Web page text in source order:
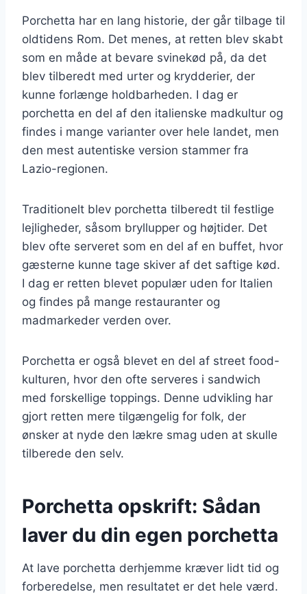
Porchetta har en lang historie, der går tilbage til
oldtidens Rom. Det menes, at retten blev skabt
som en måde at bevare svinekød på, da det
blev tilberedt med urter og krydderier, der
kunne forlænge holdbarheden. I dag er
porchetta en del af den italienske madkultur og
findes i mange varianter over hele landet, men
den mest autentiske version stammer fra
Lazio-regionen.
Traditionelt blev porchetta tilberedt til festlige
lejligheder, såsom bryllupper og højtider. Det
blev ofte serveret som en del af en buffet, hvor
gæsterne kunne tage skiver af det saftige kød.
I dag er retten blevet populær uden for Italien
og findes på mange restauranter og
madmarkeder verden over.
Porchetta er også blevet en del af street food-
kulturen, hvor den ofte serveres i sandwich
med forskellige toppings. Denne udvikling har
gjort retten mere tilgængelig for folk, der
ønsker at nyde den lækre smag uden at skulle
tilberede den selv.
Porchetta opskrift: Sådan
laver du din egen porchetta
At lave porchetta derhjemme kræver lidt tid og
forberedelse, men resultatet er det hele værd.